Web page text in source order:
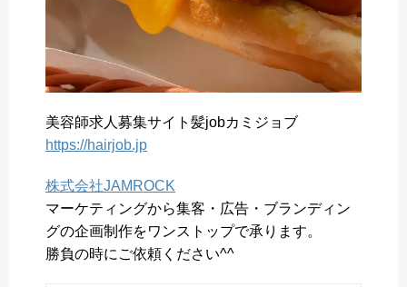
美容師求人募集サイト髪jobカミジョブ
https://hairjob.jp
株式会社JAMROCK
マーケティングから集客・広告・ブランディン
グの企画制作をワンストップで承ります。
勝負の時にご依頼ください^^